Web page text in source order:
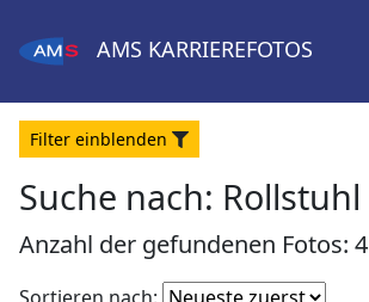
AMS KARRIEREFOTOS
Filter einblenden
Suche nach: Rollstuhl
Anzahl der gefundenen Fotos: 4